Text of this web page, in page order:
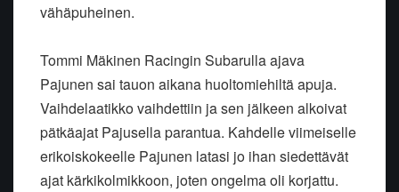
vähäpuheinen.
Tommi Mäkinen Racingin Subarulla ajava
Pajunen sai tauon aikana huoltomiehiltä apuja.
Vaihdelaatikko vaihdettiin ja sen jälkeen alkoivat
pätkäajat Pajusella parantua. Kahdelle viimeiselle
erikoiskokeelle Pajunen latasi jo ihan siedettävät
ajat kärkikolmikkoon, joten ongelma oli korjattu.